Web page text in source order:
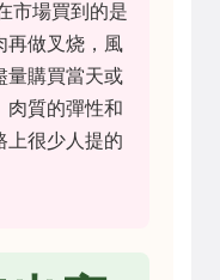
市場買到的是
再做叉烧，風
量購買當天或
肉質的彈性和
上很少人提的